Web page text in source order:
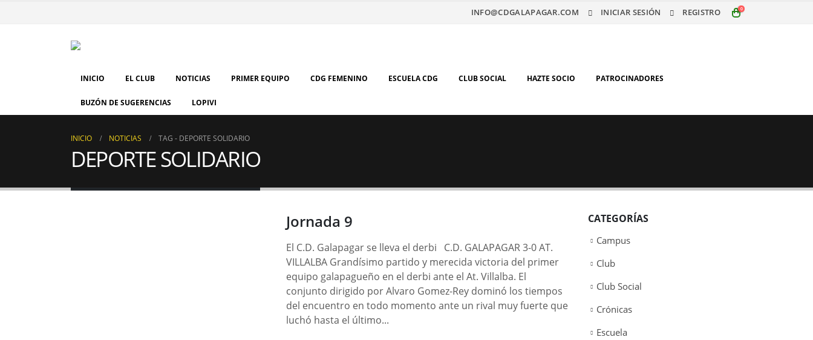
INFO@CDGALAPAGAR.COM INICIAR SESIÓN REGISTRO 0
INICIO EL CLUB NOTICIAS PRIMER EQUIPO CDG FEMENINO ESCUELA CDG CLUB SOCIAL HAZTE SOCIO PATROCINADORES
BUZÓN DE SUGERENCIAS LOPIVI
INICIO NOTICIAS TAG - DEPORTE SOLIDARIO
DEPORTE SOLIDARIO
Jornada 9
El C.D. Galapagar se lleva el derbi C.D. GALAPAGAR 3-0 AT.
VILLALBA Grandísimo partido y merecida victoria del primer
equipo galapagueño en el derbi ante el At. Villalba. El
conjunto dirigido por Alvaro Gomez-Rey dominó los tiempos
del encuentro en todo momento ante un rival muy fuerte que
luchó hasta el último...
CATEGORÍAS
Campus
Club
Club Social
Crónicas
Escuela